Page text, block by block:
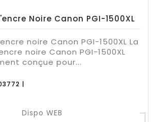
Noire Canon PGI-1500XL
noire Canon PGI-1500XL La
noire Canon PGI-1500XL
conçue pour...
|
Dispo WEB